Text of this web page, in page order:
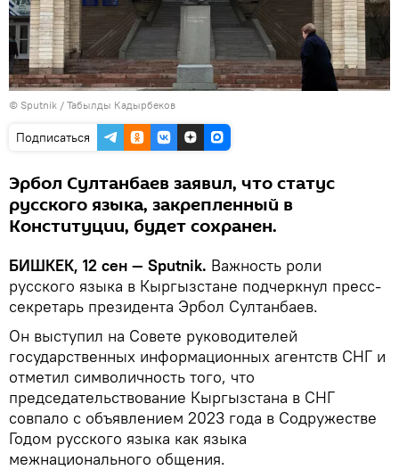
© Sputnik / Табылды Кадырбеков
Подписаться
Эрбол Султанбаев заявил, что статус
русского языка, закрепленный в
Конституции, будет сохранен.
БИШКЕК, 12 сен — Sputnik. Важность роли
русского языка в Кыргызстане подчеркнул пресс-
секретарь президента Эрбол Султанбаев.
Он выступил на Совете руководителей
государственных информационных агентств СНГ и
отметил символичность того, что
председательствование Кыргызстана в СНГ
совпало с объявлением 2023 года в Содружестве
Годом русского языка как языка
межнационального общения.